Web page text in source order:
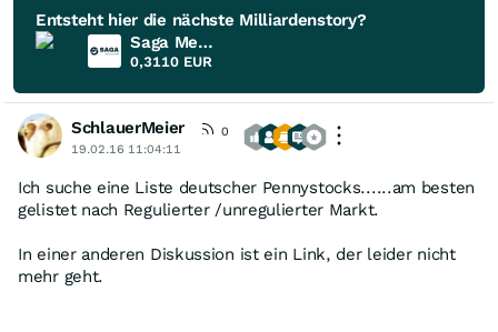
Entsteht hier die nächste Milliardenstory?
Saga Metals
0,3110 EUR
SchlauerMeier
0
19.02.16 11:04:11
Ich suche eine Liste deutscher Pennystocks......am besten
gelistet nach Regulierter /unregulierter Markt.
In einer anderen Diskussion ist ein Link, der leider nicht
mehr geht.